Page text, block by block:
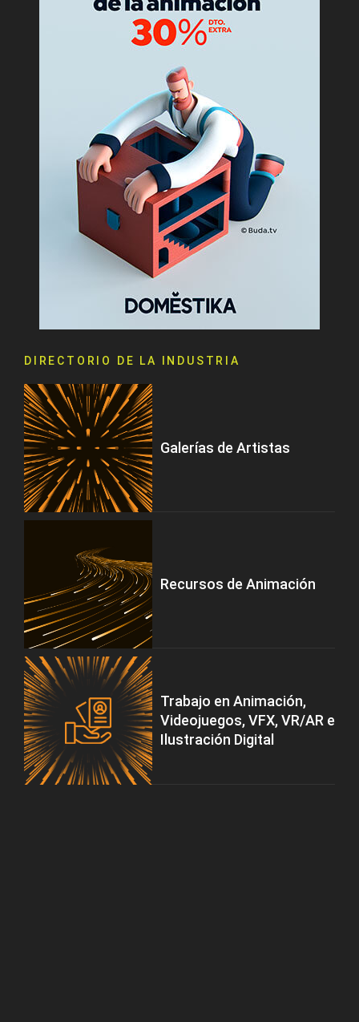
DIRECTORIO DE LA INDUSTRIA
Galerías de Artistas
Recursos de Animación
Trabajo en Animación,
Videojuegos, VFX, VR/AR e
Ilustración Digital